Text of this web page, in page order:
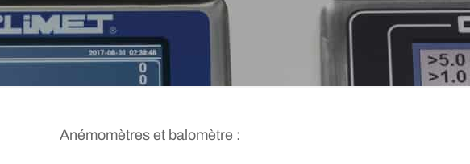
Anémomètres et balomètre :